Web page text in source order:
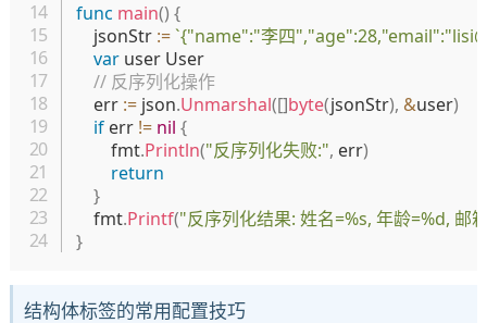
func main() {
	jsonStr
:=`{"name":"李四
var user User
// 反序列化操作
	err
:= json.Unmarshal([]byte(jsonStr), &user)
if err != nil {
		fmt
.Println("反序列化失败:", err)
return
}
	fmt
.Printf("反序列化结果: 姓名=%s, 年龄=%d, 邮
}
结构体标签的常用配置技巧